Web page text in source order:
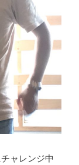
ャレンジ中